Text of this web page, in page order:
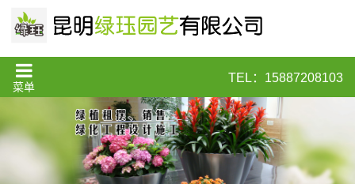
菜单
TEL：15887208103